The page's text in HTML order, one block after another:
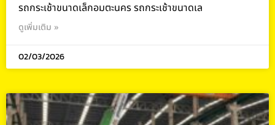
รถกระเช้าขนาดเล็กอมตะนคร รถกระเช้าขนาดเล
ดูเพิ่มเติม »
02/03/2026